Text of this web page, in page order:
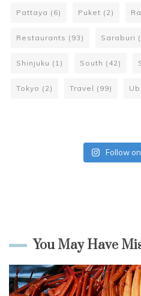
Pattaya (6) Puket (2)
Restaurants (93) Saraburi
Shinjuku (1) South (42)
Tokyo (2) Travel (99)
Follow
You May Have